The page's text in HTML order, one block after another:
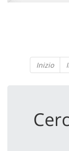
Inizio